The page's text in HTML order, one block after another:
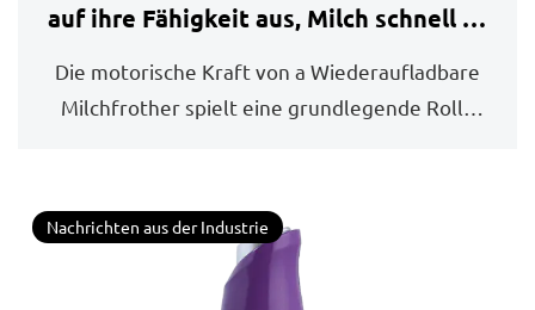
auf ihre Fähigkeit aus, Milch schnell zu
Die motorische Kraft von a Wiederaufladbare
Milchfrother spielt eine grundlegende Rolle
Nachrichten aus der Industrie